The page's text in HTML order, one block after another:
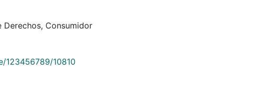
Derechos, Consumidor
123456789/10810